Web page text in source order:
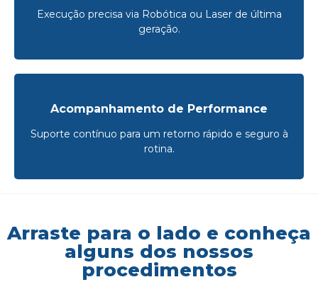
Execução precisa via Robótica ou Laser de última
geração.
Acompanhamento de Performance
Suporte contínuo para um retorno rápido e seguro à
rotina.
Arraste para o lado e conheça
alguns dos nossos
procedimentos